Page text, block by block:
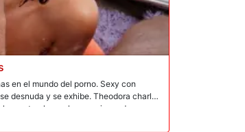
en el mundo del porno. Sexy con
desnuda y se exhibe. Theodora charla
naturales y alegres y jugando con su
encajado en el trasero apretado